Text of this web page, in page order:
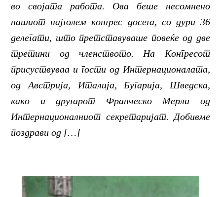
во својата работа. Ова беше несомнено
нашиот најголем конгрес досега, со дури 36
делегати, што претставуваше повеќе од две
третини од членството. На Конгресот
присуствуваа и гости од Интернационалата,
од Австрија, Италија, Бугарија, Шведска,
како и другарот Франческо Мерли од
Интернационалниот секретаријат. Добивме
поздрави од […]